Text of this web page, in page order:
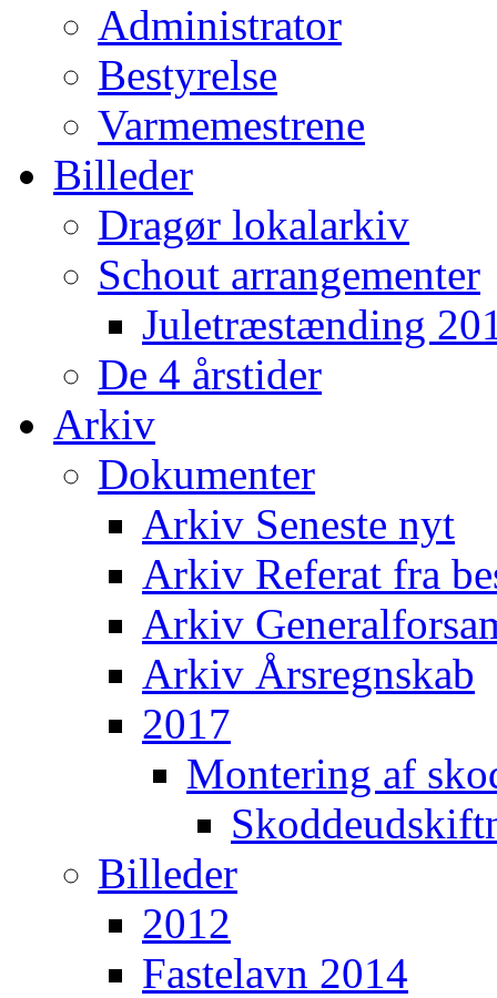
Administrator
Bestyrelse
Varmemestrene
Billeder
Dragør lokalarkiv
Schout arrangementer
Juletræstænding
De 4 årstider
Arkiv
Dokumenter
Arkiv Seneste nyt
Arkiv Referat fra
Arkiv
Arkiv Årsregnskab
2017
Montering af
Billeder
2012
Fastelavn 2014